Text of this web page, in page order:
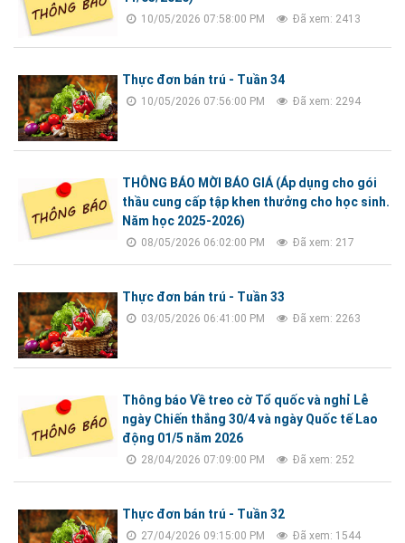
10/05/2026 07:58:00 PM Đã xem: 2413
Thực đơn bán trú - Tuần 34
10/05/2026 07:56:00 PM Đã xem: 2294
THÔNG BÁO MỜI BÁO GIÁ (Áp dụng cho gói
thầu cung cấp tập khen thưởng cho học sinh.
Năm học 2025-2026)
08/05/2026 06:02:00 PM Đã xem: 217
Thực đơn bán trú - Tuần 33
03/05/2026 06:41:00 PM Đã xem: 2263
Thông báo Về treo cờ Tổ quốc và nghỉ Lễ
ngày Chiến thắng 30/4 và ngày Quốc tế Lao
động 01/5 năm 2026
28/04/2026 07:09:00 PM Đã xem: 252
Thực đơn bán trú - Tuần 32
27/04/2026 09:15:00 PM Đã xem: 1544